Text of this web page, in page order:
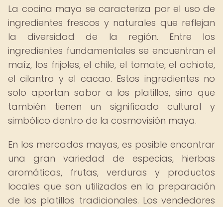
La cocina maya se caracteriza por el uso de
ingredientes frescos y naturales que reflejan
la diversidad de la región. Entre los
ingredientes fundamentales se encuentran el
maíz, los frijoles, el chile, el tomate, el achiote,
el cilantro y el cacao. Estos ingredientes no
solo aportan sabor a los platillos, sino que
también tienen un significado cultural y
simbólico dentro de la cosmovisión maya.
En los mercados mayas, es posible encontrar
una gran variedad de especias, hierbas
aromáticas, frutas, verduras y productos
locales que son utilizados en la preparación
de los platillos tradicionales. Los vendedores